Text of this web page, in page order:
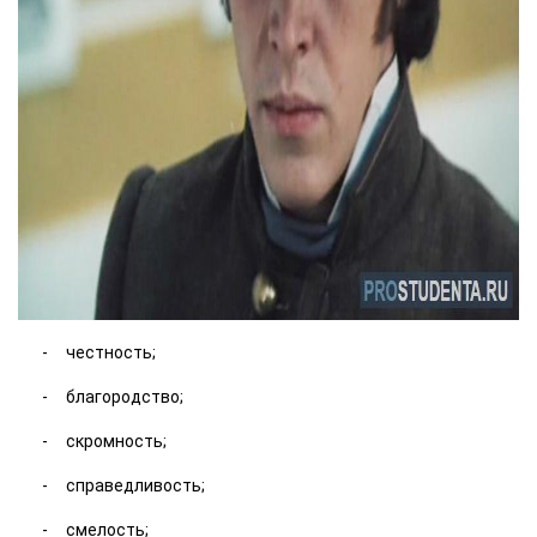
честность;
благородство;
скромность;
справедливость;
смелость;